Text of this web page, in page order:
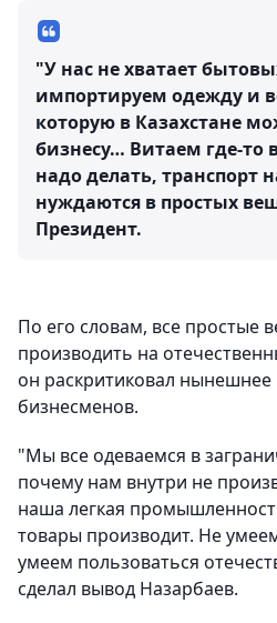
"У нас не хватает
импортируем одежду и
которую в Казахстане
бизнесу… Витаем где-то
надо делать, транспорт
нуждаются в простых
Президент.
По его словам, все простые
производить на
он раскритиковал
бизнесменов.
"Мы все одеваемся в
почему нам внутри не
наша легкая
товары производит. Не
умеем пользоваться
сделал вывод Назарбаев.